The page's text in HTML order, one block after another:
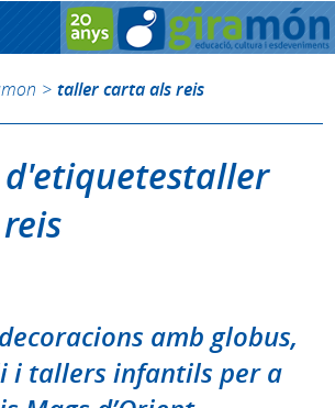
> taller carta als reis
amb globus,
i tallers infantils per a